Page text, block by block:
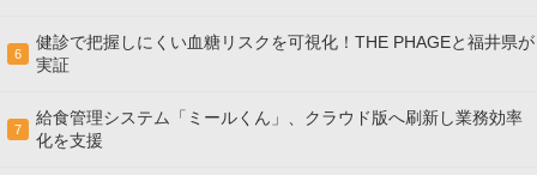
6
健診で把握しにくい血糖リスクを可視化！THE PHAGEと福井県が
実証
7
給食管理システム「ミールくん」、クラウド版へ刷新し業務効率
化を支援